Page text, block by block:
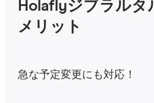
Holaflyジブラルタ
メリット
急な予定変更にも対応！